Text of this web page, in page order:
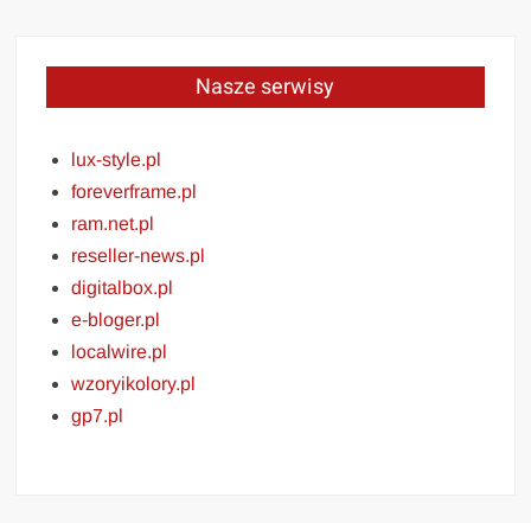
Nasze serwisy
lux-style.pl
foreverframe.pl
ram.net.pl
reseller-news.pl
digitalbox.pl
e-bloger.pl
localwire.pl
wzoryikolory.pl
gp7.pl